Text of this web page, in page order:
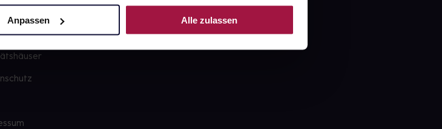
Anpassen Alle zulassen
versorger.de
Große Auswahl an Apotheken